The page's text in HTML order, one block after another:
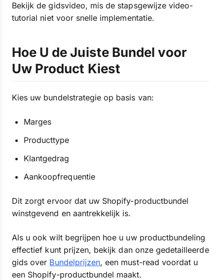
Bekijk de gidsvideo, mis de stapsgewijze video-
tutorial niet voor snelle implementatie.
Hoe U de Juiste Bundel voor
Uw Product Kiest
Kies uw bundelstrategie op basis van:
Marges
Producttype
Klantgedrag
Aankoopfrequentie
Dit zorgt ervoor dat uw Shopify-productbundel
winstgevend en aantrekkelijk is.
Als u ook wilt begrijpen hoe u uw productbundeling
effectief kunt prijzen, bekijk dan onze gedetailleerde
gids over Bundelprijzen, een must-read voordat u
een Shopify-productbundel maakt.